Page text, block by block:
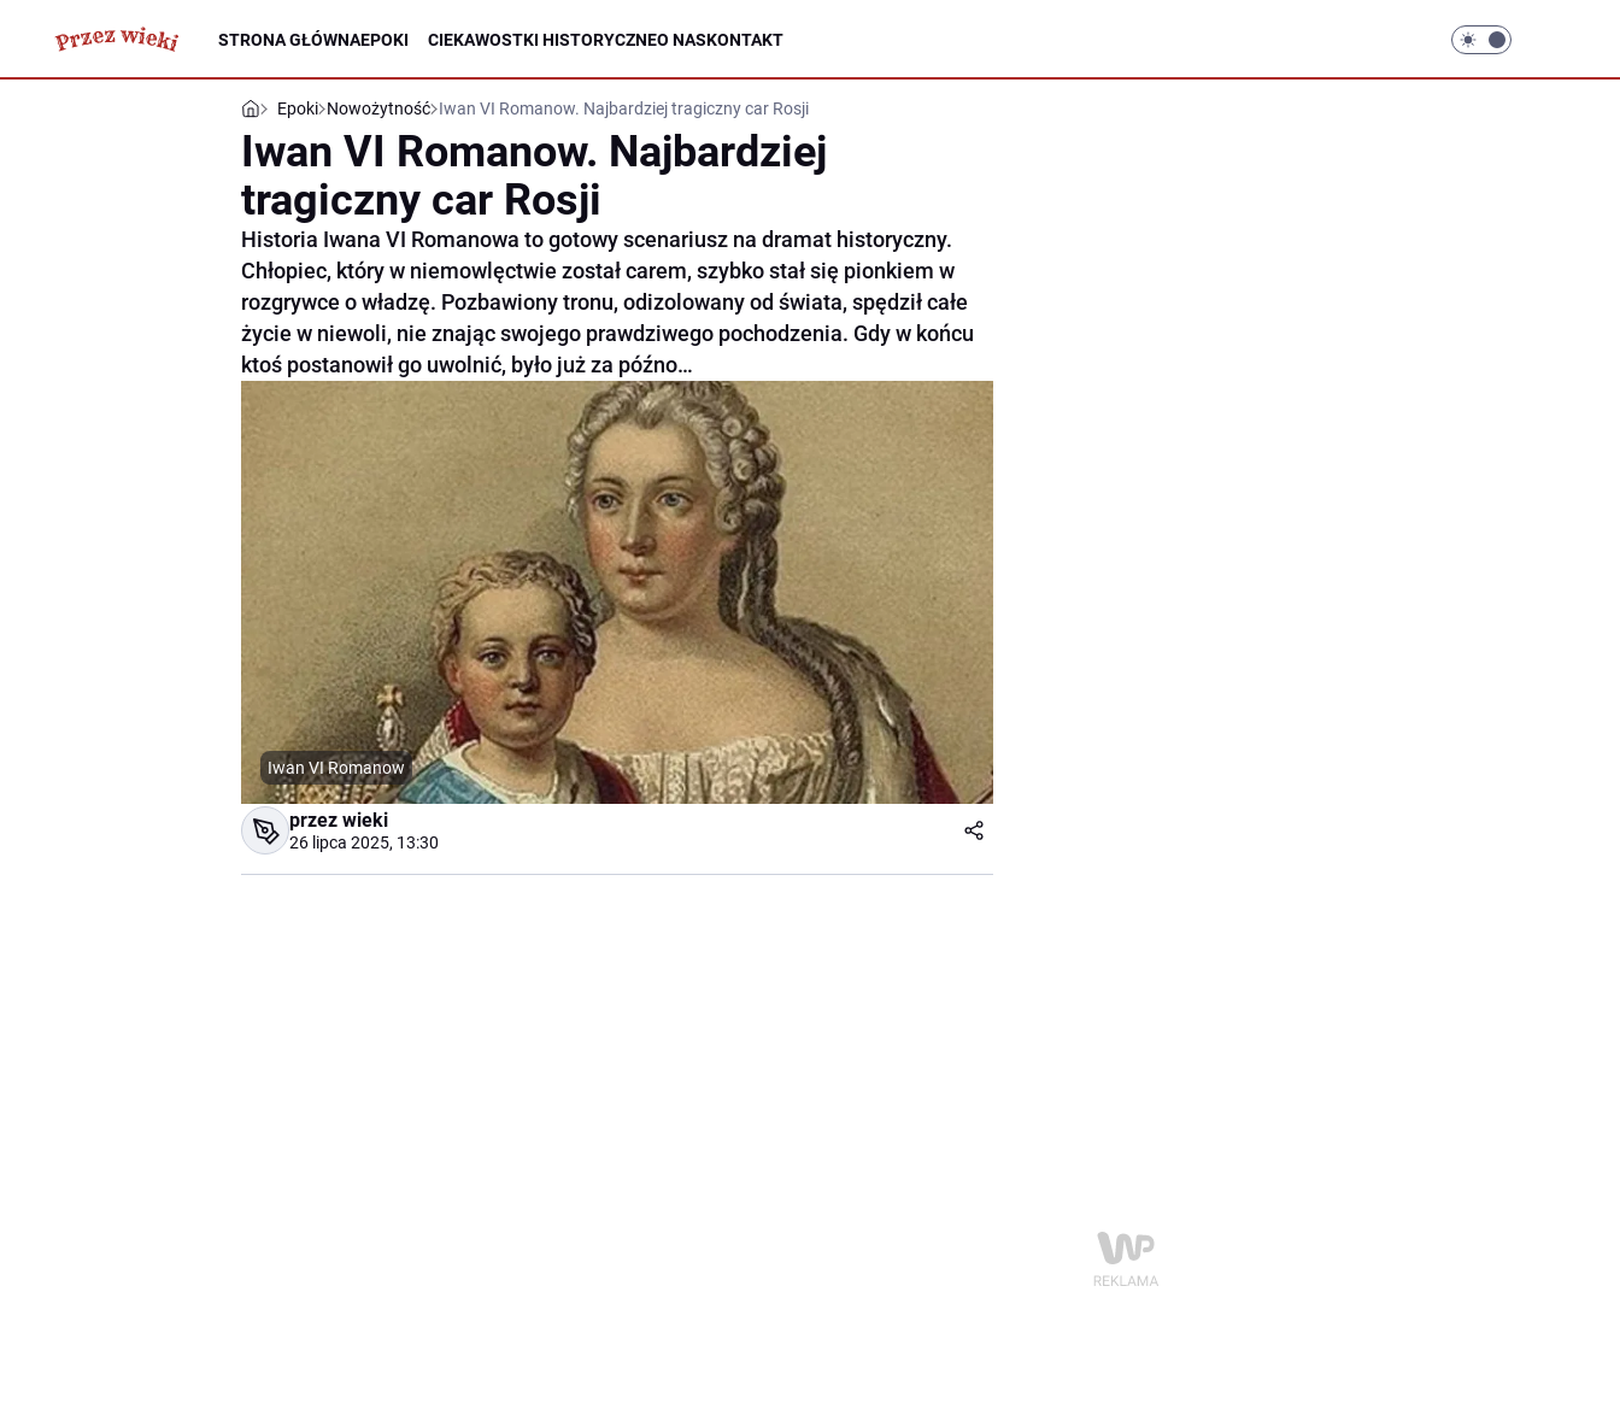
STRONA GŁÓWNAEPOKI CIEKAWOSTKI HISTORYCZNEO NASKONTAKT
Epoki Nowożytność Iwan VI Romanow. Najbardziej tragiczny car Rosji
Iwan VI Romanow. Najbardziej
tragiczny car Rosji
Historia Iwana VI Romanowa to gotowy scenariusz na dramat historyczny.
Chłopiec, który w niemowlęctwie został carem, szybko stał się pionkiem w
rozgrywce o władzę. Pozbawiony tronu, odizolowany od świata, spędził całe
życie w niewoli, nie znając swojego prawdziwego pochodzenia. Gdy w końcu
ktoś postanowił go uwolnić, było już za późno…
Iwan VI Romanow
przez wieki
26 lipca 2025, 13:30